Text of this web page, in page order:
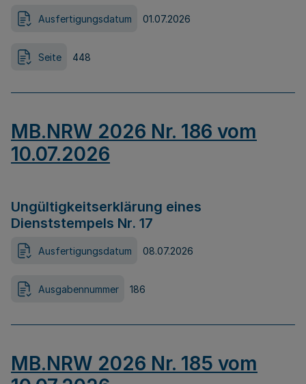
Ausfertigungsdatum 01.07.2026
Seite 448
MB.NRW 2026 Nr. 186 vom
10.07.2026
Ungültigkeitserklärung eines
Dienststempels Nr. 17
Ausfertigungsdatum 08.07.2026
Ausgabennummer 186
MB.NRW 2026 Nr. 185 vom